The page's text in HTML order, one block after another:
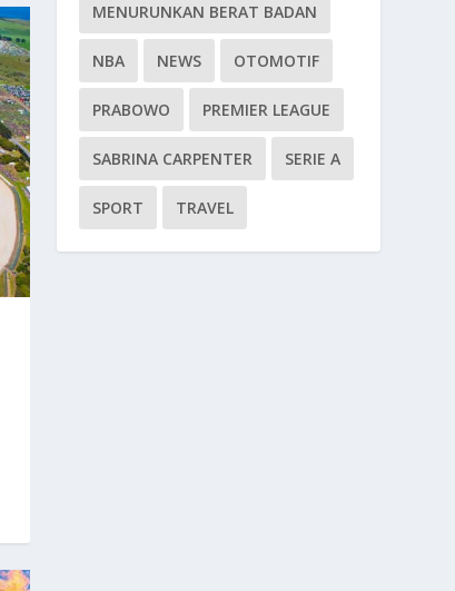
MENURUNKAN BERAT BADAN
NBA NEWS OTOMOTIF
PRABOWO PREMIER LEAGUE
SABRINA CARPENTER SERIE A
SPORT TRAVEL